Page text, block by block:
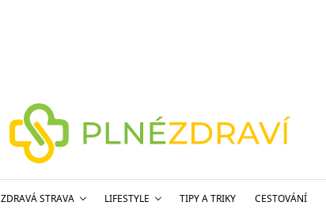
ZDRAVÁ STRAVA LIFESTYLE TIPY A TRIKY CESTOVÁNÍ